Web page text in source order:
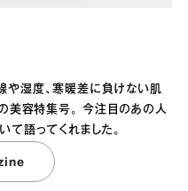
や湿度、寒暖差に負けない肌
美容特集号。 今注目のあの人
て語ってくれました。